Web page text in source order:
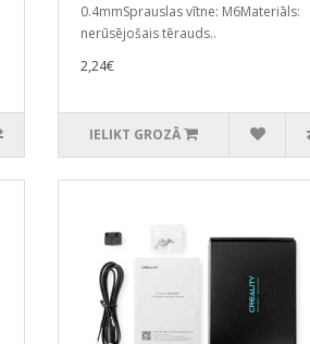
0.4mmSprauslas vītne: M6Materiāls:
nerūsējošais tērauds..
2,24€
IELIKT GROZĀ